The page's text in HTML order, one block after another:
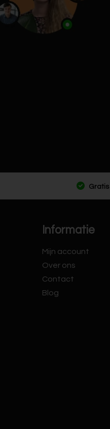
Gratis
Informatie
Mijn account
Over ons
Contact
Blog